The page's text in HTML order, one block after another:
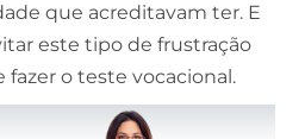
que acreditavam ter. E
este tipo de frustração
o teste vocacional.